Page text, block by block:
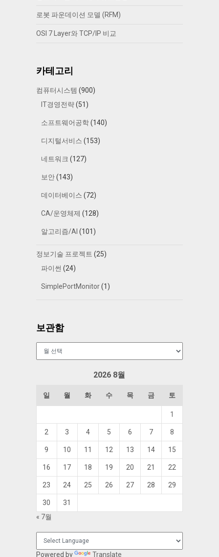
로봇 파운데이션 모델 (RFM)
OSI 7 Layer와 TCP/IP 비교
카테고리
컴퓨터시스템 (900)
IT경영전략(51)
소프트웨어공학(140)
디지털서비스 (153)
네트워크 (127)
보안(143)
데이터베이스 (72)
CA/운영체제 (128)
알고리즘/AI (101)
정보기술 프로젝트 (25)
파이썬 (24)
SimplePortMonitor(1)
보관함
2026 8월
일 월 화 수 목 금 토
1
2 3 4 5 6 7 8
9 10 11 12 13 14 15
16 17 18 19 20 21 22
23 24 25 26 27 28 29
30
31
« 7월
Powered by Translate